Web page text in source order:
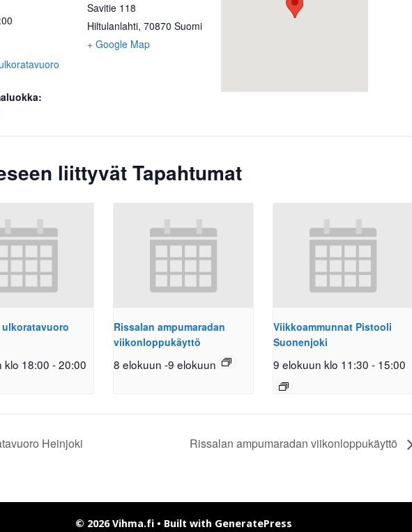
Savitie 118
Hiltulanlahti, 70870 Suomi
+ Google Map
liittyvät Tapahtumat
klo 18:00 -20:00
Rissalan ampumaradan
viikonloppukäyttö
8 elokuun -9 elokuun
Viikkoammunnat Pistooli
Suonenjoki
9 elokuun klo 11:30 - 15:00
Heinjoki Rissalan ampumaradan viikonloppukäyttö
© 2026 Vihma.fi• Built with GeneratePress